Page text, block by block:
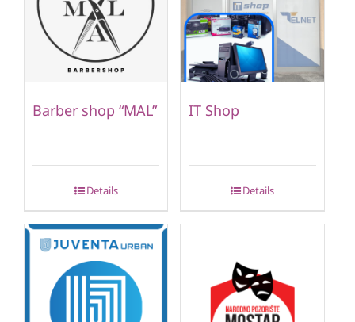
Barber shop “MAL”
Details
IT Shop
Details